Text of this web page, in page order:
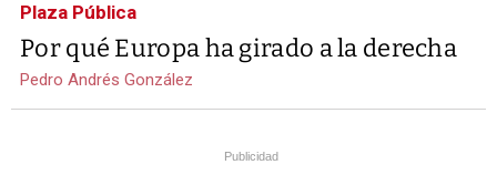
Plaza Pública
Por qué Europa ha girado a la derecha
Pedro Andrés González
Publicidad